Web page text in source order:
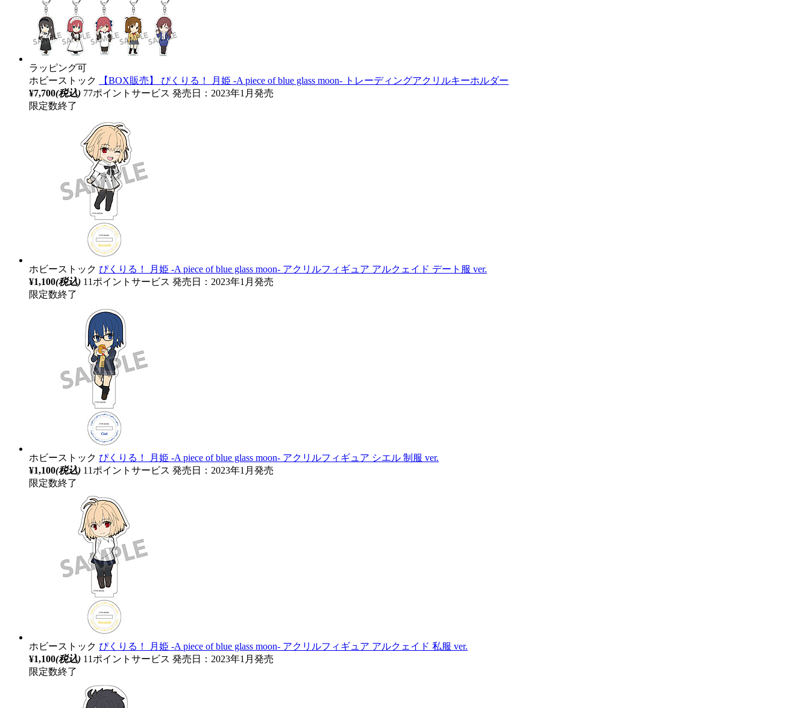
ラッピング可
ホビーストック
【BOX販売】 ぴくりる！ 月姫 ‐A piece of blue glass moon- トレーディングアクリルキーホルダー
¥7,700(税込) 77ポイントサービス 発売日：2023年1月発売
限定数終了
ホビーストック ぴくりる！ 月姫 ‐A piece of blue glass moon- アクリルフィギュア アルクェイド デート服 ver.
¥1,100(税込) 11ポイントサービス 発売日：2023年1月発売
限定数終了
ホビーストック ぴくりる！ 月姫 -A piece of blue glass moon- アクリルフィギュア シエル 制服 ver.
¥1,100(税込) 11ポイントサービス 発売日：2023年1月発売
限定数終了
ホビーストック ぴくりる！ 月姫 ‐A piece of blue glass moon- アクリルフィギュア アルクェイド 私服 ver.
¥1,100(税込) 11ポイントサービス 発売日：2023年1月発売
限定数終了